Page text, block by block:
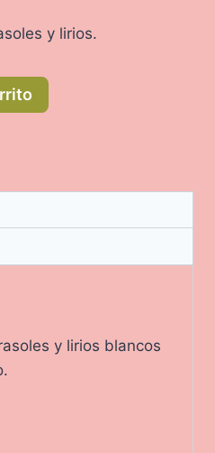
y lirios.
y lirios blancos